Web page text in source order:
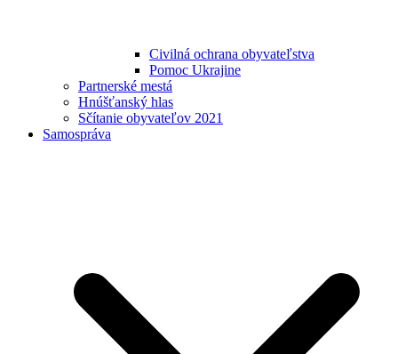
Civilná ochrana obyvateľstva
Pomoc Ukrajine
Partnerské mestá
Hnúšťanský hlas
Sčítanie obyvateľov 2021
Samospráva